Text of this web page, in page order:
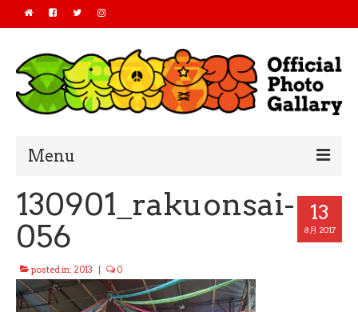
Menu
Home
2019
2018
2017
13
8月 2017
130901_rakuonsai-
056
posted in: 2013 0